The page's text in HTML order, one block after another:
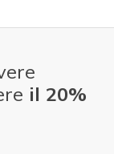
il 20%